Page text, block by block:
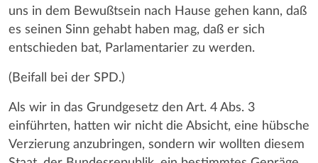
uns in dem Bewußtsein nach Hause gehen kann, daß
es seinen Sinn gehabt haben mag, daß er sich
entschieden bat, Parlamentarier zu werden.
(Beifall bei der SPD.)
Als wir in das Grundgesetz den Art. 4 Abs. 3
einführten, hatten wir nicht die Absicht, eine hübsche
Verzierung anzubringen, sondern wir wollten diesem